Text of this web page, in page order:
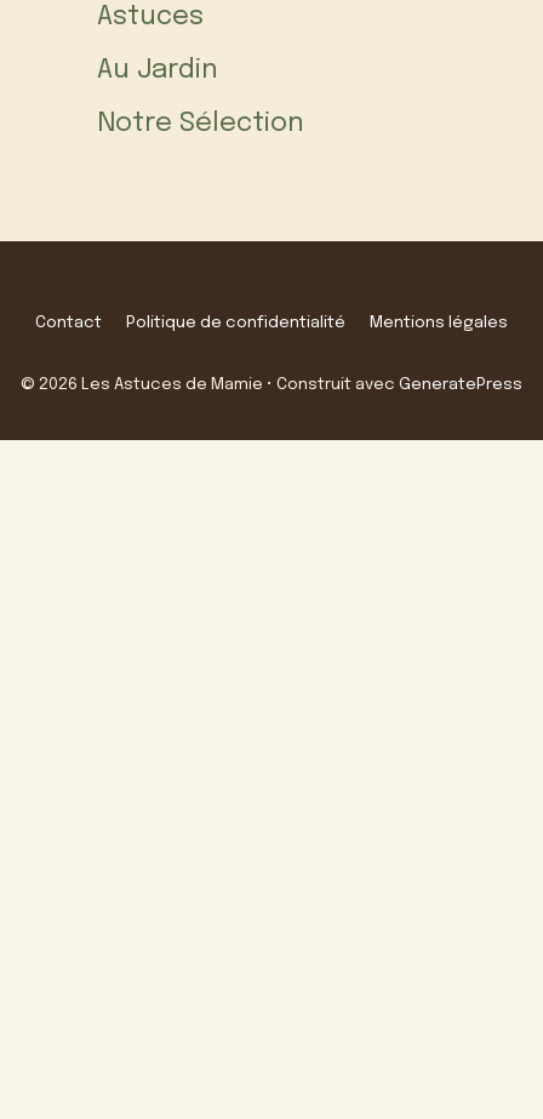
Astuces
Au Jardin
Notre Sélection
Contact Politique de confidentialité Mentions légales
© 2026 Les Astuces de Mamie • Construit avec GeneratePress